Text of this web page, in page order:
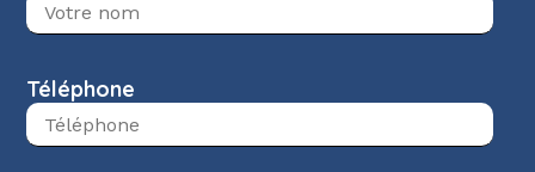
Téléphone